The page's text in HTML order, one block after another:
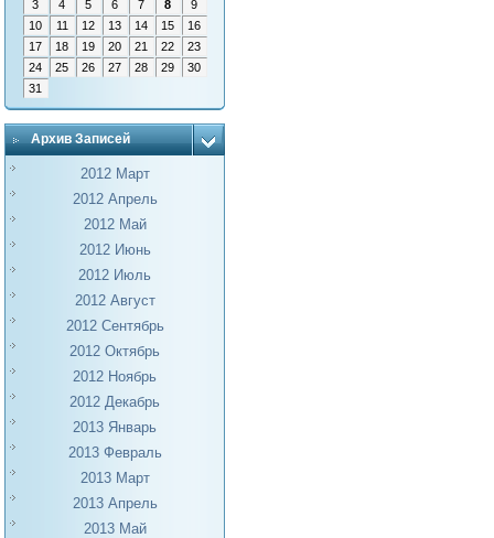
3
4 5 6 7 8
9
10
11 12 13 14 15
16
17
18 19 20 21 22
23
24
25 26 27 28 29
30
31
Архив Записей
2012 Март
2012 Апрель
2012 Май
2012 Июнь
2012 Июль
2012 Август
2012 Сентябрь
2012 Октябрь
2012 Ноябрь
2012 Декабрь
2013 Январь
2013 Февраль
2013 Март
2013 Апрель
2013 Май